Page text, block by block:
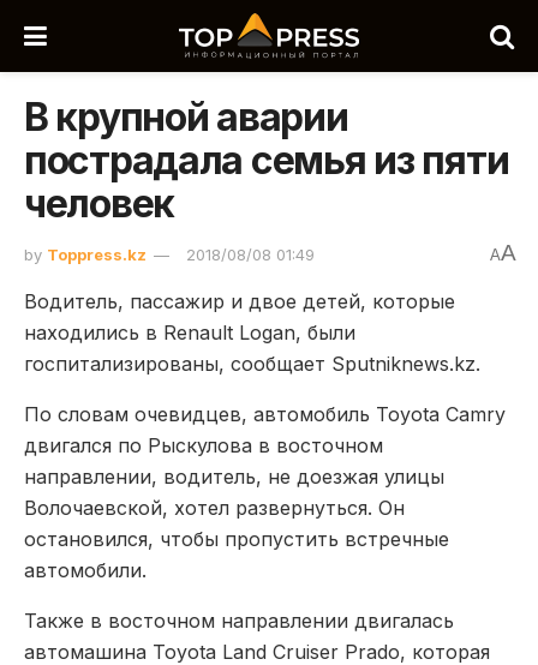
В крупной аварии
пострадала семья из пяти
человек
by Toppress.kz 2018/08/08 01:49 AA
Водитель, пассажир и двое детей, которые
находились в Renault Logan, были
госпитализированы, сообщает Sputniknews.kz.
По словам очевидцев, автомобиль Toyota Camry
двигался по Рыскулова в восточном
направлении, водитель, не доезжая улицы
Волочаевской, хотел развернуться. Он
остановился, чтобы пропустить встречные
автомобили.
Также в восточном направлении двигалась
автомашина Toyota Land Cruiser Prado, которая